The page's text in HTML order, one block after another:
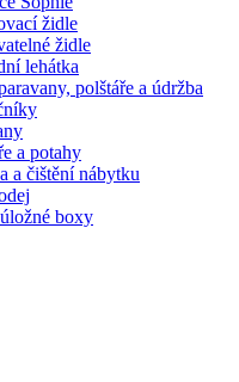
židle
židle
lehátka
polštáře a údržba
a potahy
a čištění nábytku
boxy